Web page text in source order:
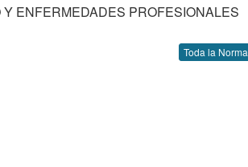
ENFERMEDADES PROFESIONALES
Toda la Norma